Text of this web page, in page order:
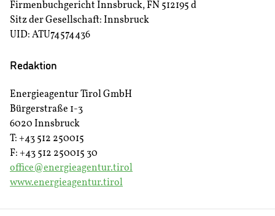
Firmenbuchgericht Innsbruck, FN 512195 d
Sitz der Gesellschaft: Innsbruck
UID: ATU74574436
Redaktion
Energieagentur Tirol GmbH
Bürgerstraße 1-3
6020 Innsbruck
T: +43 512 250015
F: +43 512 250015 30
office@energieagentur.tirol
www.energieagentur.tirol